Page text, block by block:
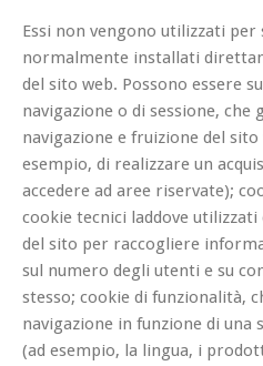
Essi non vengono utilizzati
normalmente installati
del sito web. Possono essere
navigazione o di sessione,
navigazione e fruizione del
esempio, di realizzare un
accedere ad aree riservate);
cookie tecnici laddove
del sito per raccogliere
sul numero degli utenti e su
stesso; cookie di funzionalità,
navigazione in funzione di
(ad esempio, la lingua, i